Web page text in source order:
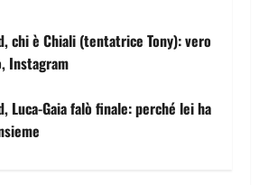
chi è Chiali (tentatrice Tony): vero
Instagram
Luca-Gaia falò finale: perché lei ha